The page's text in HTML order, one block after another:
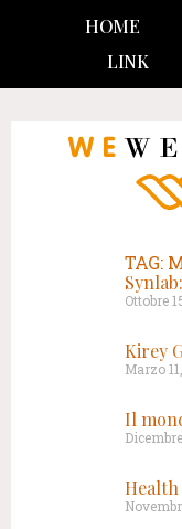
HOME
LINK
TAG:
Ottobre
Kirey
Marzo
Il